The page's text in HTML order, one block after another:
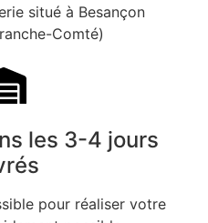
situé à Besançon
Comté)
les 3-4 jours
pour réaliser votre